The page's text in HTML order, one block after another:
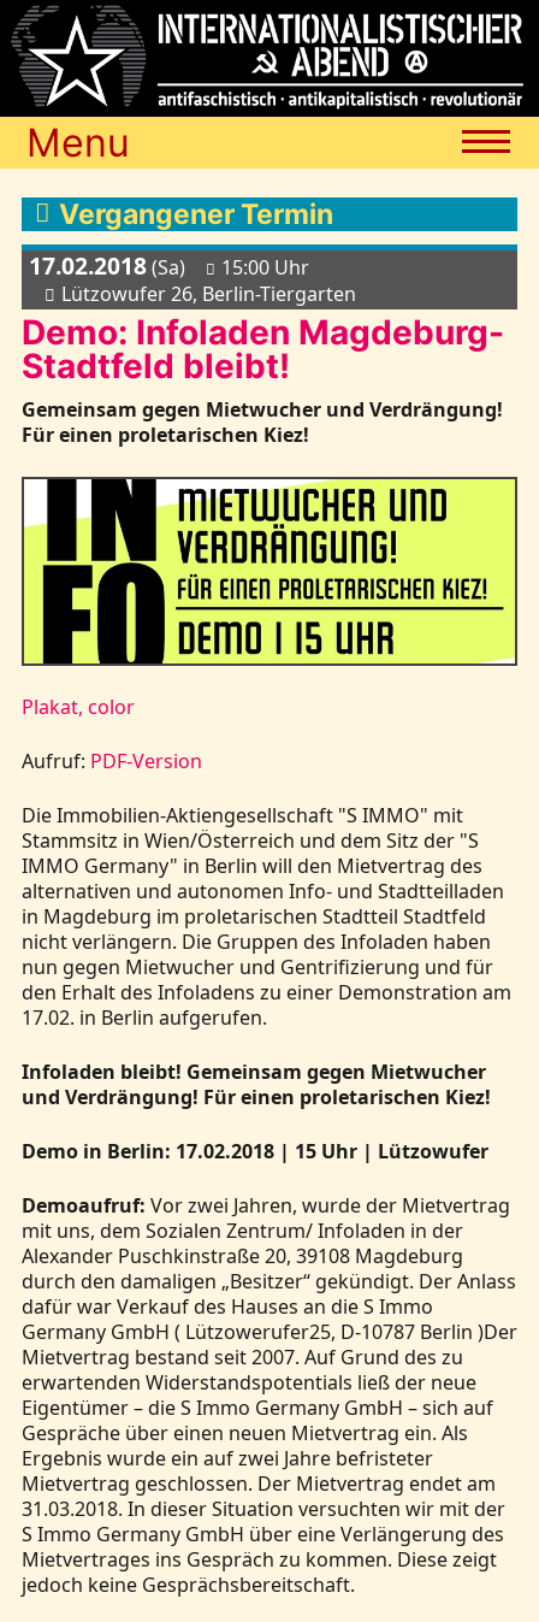
Menu
Termine
Blog
Media
Archiv
Links
Kontakt
Vergangener Termin
17.02.2018(Sa)
15:00 Uhr
Lützowufer 26, Berlin-Tiergarten
Demo: Infoladen Magdeburg-
Stadtfeld bleibt!
Gemeinsam gegen Mietwucher und Verdrängung!
Für einen proletarischen Kiez!
Plakat, color
Aufruf: PDF-Version
Die Immobilien-Aktiengesellschaft "S IMMO" mit
Stammsitz in Wien/Österreich und dem Sitz der "S
IMMO Germany" in Berlin will den Mietvertrag des
alternativen und autonomen Info- und Stadtteilladen
in Magdeburg im proletarischen Stadtteil Stadtfeld
nicht verlängern. Die Gruppen des Infoladen haben
nun gegen Mietwucher und Gentrifizierung und für
den Erhalt des Infoladens zu einer Demonstration am
17.02. in Berlin aufgerufen.
Infoladen bleibt! Gemeinsam gegen Mietwucher
und Verdrängung! Für einen proletarischen Kiez!
Demo in Berlin: 17.02.2018 | 15 Uhr | Lützowufer
Demoaufruf: Vor zwei Jahren, wurde der Mietvertrag
mit uns, dem Sozialen Zentrum/ Infoladen in der
Alexander Puschkinstraße 20, 39108 Magdeburg
durch den damaligen „Besitzer“ gekündigt. Der Anlass
dafür war Verkauf des Hauses an die S Immo
Germany GmbH ( Lützowerufer25, D-10787 Berlin )Der
Mietvertrag bestand seit 2007. Auf Grund des zu
erwartenden Widerstandspotentials ließ der neue
Eigentümer – die S Immo Germany GmbH – sich auf
Gespräche über einen neuen Mietvertrag ein. Als
Ergebnis wurde ein auf zwei Jahre befristeter
Mietvertrag geschlossen. Der Mietvertrag endet am
31.03.2018. In dieser Situation versuchten wir mit der
S Immo Germany GmbH über eine Verlängerung des
Mietvertrages ins Gespräch zu kommen. Diese zeigt
jedoch keine Gesprächsbereitschaft.